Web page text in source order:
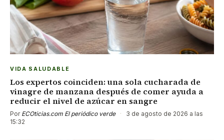
VIDA SALUDABLE
Los expertos coinciden: una sola cucharada de
vinagre de manzana después de comer ayuda a
reducir el nivel de azúcar en sangre
Por ECOticias.com El periódico verde ·
3 de agosto de 2026 a las
15:32